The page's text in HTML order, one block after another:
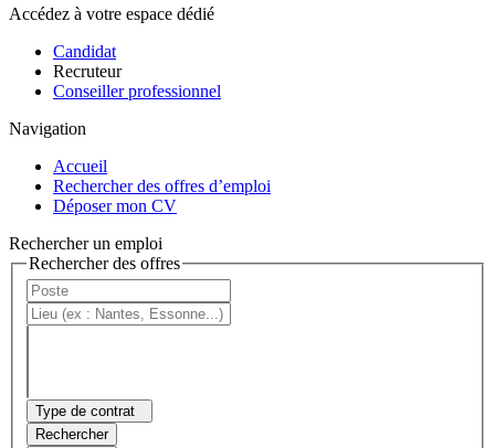
Accédez à votre espace dédié
Candidat
Recruteur
Conseiller professionnel
Navigation
Accueil
Rechercher des offres d’emploi
Déposer mon CV
Rechercher un emploi
Rechercher des offres
Type de contrat
Rechercher